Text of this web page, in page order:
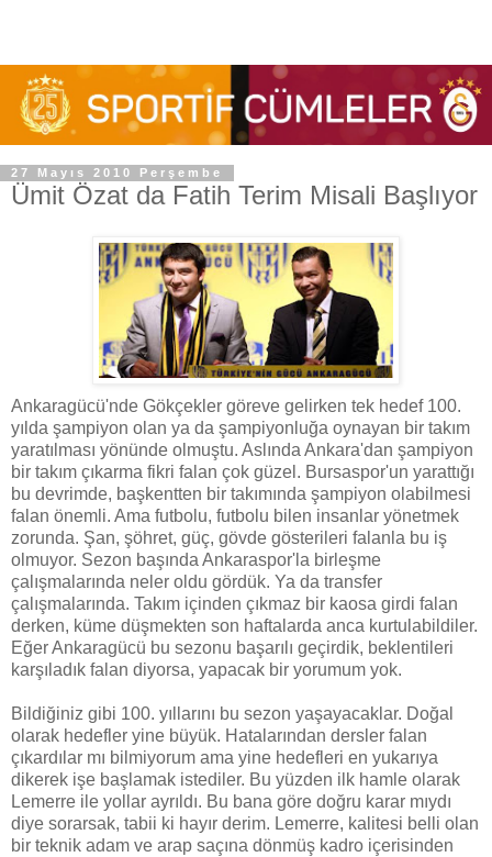
27 Mayıs 2010 Perşembe
Ümit Özat da Fatih Terim Misali Başlıyor
Ankaragücü'nde Gökçekler göreve gelirken tek hedef 100.
yılda şampiyon olan ya da şampiyonluğa oynayan bir takım
yaratılması yönünde olmuştu. Aslında Ankara'dan şampiyon
bir takım çıkarma fikri falan çok güzel. Bursaspor'un yarattığı
bu devrimde, başkentten bir takımında şampiyon olabilmesi
falan önemli. Ama futbolu, futbolu bilen insanlar yönetmek
zorunda. Şan, şöhret, güç, gövde gösterileri falanla bu iş
olmuyor. Sezon başında Ankaraspor'la birleşme
çalışmalarında neler oldu gördük. Ya da transfer
çalışmalarında. Takım içinden çıkmaz bir kaosa girdi falan
derken, küme düşmekten son haftalarda anca kurtulabildiler.
Eğer Ankaragücü bu sezonu başarılı geçirdik, beklentileri
karşıladık falan diyorsa, yapacak bir yorumum yok.
Bildiğiniz gibi 100. yıllarını bu sezon yaşayacaklar. Doğal
olarak hedefler yine büyük. Hatalarından dersler falan
çıkardılar mı bilmiyorum ama yine hedefleri en yukarıya
dikerek işe başlamak istediler. Bu yüzden ilk hamle olarak
Lemerre ile yollar ayrıldı. Bu bana göre doğru karar mıydı
diye sorarsak, tabii ki hayır derim. Lemerre, kalitesi belli olan
bir teknik adam ve arap saçına dönmüş kadro içerisinden